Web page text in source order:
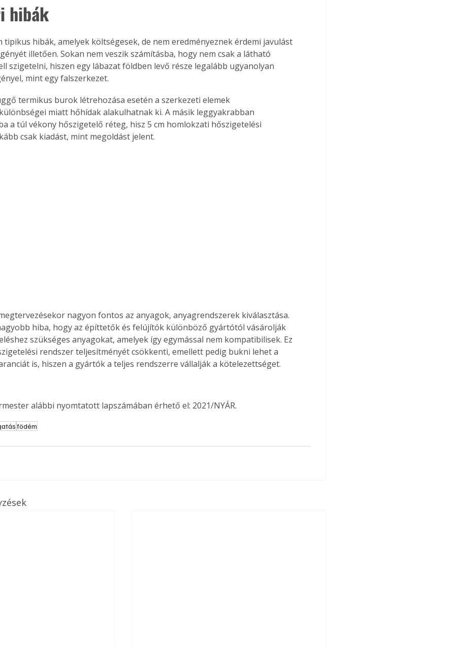
hibák
tipikus hibák, amelyek költségesek, de nem eredményeznek érdemi javulást
illetően. Sokan nem veszik számításba, hogy nem csak a látható
szigetelni, hiszen egy lábazat földben levő része legalább ugyanolyan
mint egy falszerkezet.
termikus burok létrehozása esetén a szerkezeti elemek
miatt hőhídak alakulhatnak ki. A másik leggyakrabban
a túl vékony hőszigetelő réteg, hisz 5 cm homlokzati hőszigetelési
csak kiadást, mint megoldást jelent.
nagyon fontos az anyagok, anyagrendszerek kiválasztása.
hiba, hogy az építtetők és felújítók különböző gyártótól vásárolják
szükséges anyagokat, amelyek így egymással nem kompatibilisek. Ez
rendszer teljesítményét csökkenti, emellett pedig bukni lehet a
is, hiszen a gyártók a teljes rendszerre vállalják a kötelezettséget.
alábbi nyomtatott lapszámában érhető el: 2021/NYÁR.
födém